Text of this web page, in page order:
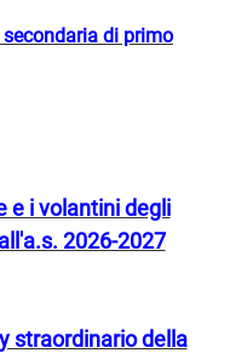
di primo
e i volantini degli
2026-2027
straordinario della